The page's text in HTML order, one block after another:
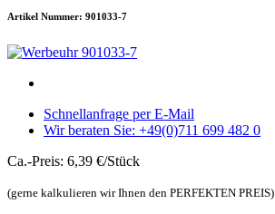
Artikel Nummer: 901033-7
Schnellanfrage per E-Mail
Wir beraten Sie: +49(0)711 699 482 0
Ca.-Preis: 6,39 €/Stück
(gerne kalkulieren wir Ihnen den PERFEKTEN PREIS)